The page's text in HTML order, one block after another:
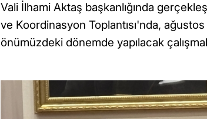
Vali İlhami Aktaş başkanlığında
ve Koordinasyon Toplantısı'nda,
önümüzdeki dönemde yapılacak